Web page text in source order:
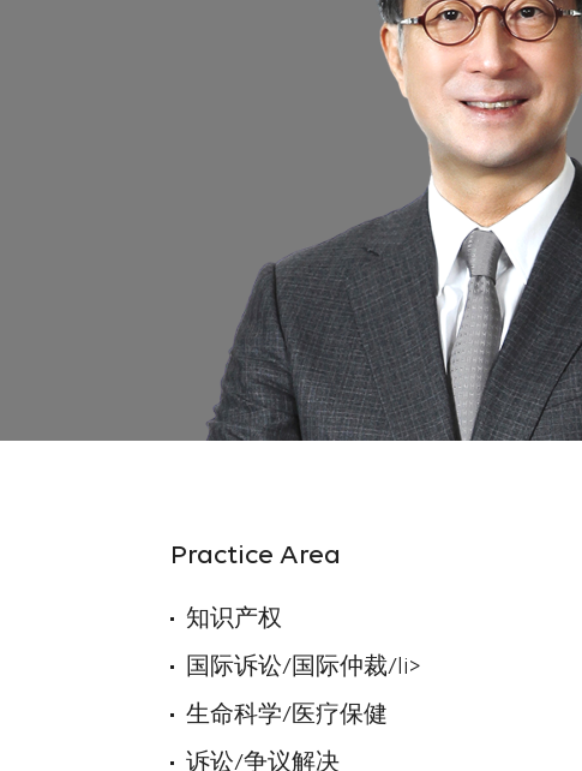
Practice Area
知识产权
国际诉讼/国际仲裁/li>
生命科学/医疗保健
诉讼/争议解决